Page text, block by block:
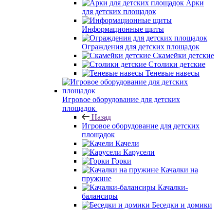
Арки
для детских площадок
Информационные щиты
Ограждения для детских площадок
Скамейки детские
Столики детские
Теневые навесы
Игровое оборудование для детских
площадок
Назад
Игровое оборудование для детских
площадок
Качели
Карусели
Горки
Качалки на
пружине
Качалки-
балансиры
Беседки и домики